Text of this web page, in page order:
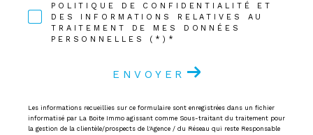
POLITIQUE DE CONFIDENTIALITÉ ET
DES INFORMATIONS RELATIVES AU
TRAITEMENT DE MES DONNÉES
PERSONNELLES (*)*
ENVOYER
Les informations recueillies sur ce formulaire sont enregistrées dans un fichier
informatisé par La Boite Immo agissant comme Sous-traitant du traitement pour
la gestion de la clientèle/prospects de l'Agence / du Réseau qui reste Responsable